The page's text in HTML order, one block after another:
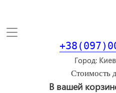
Toggle
Город
Стоимость
В вашей